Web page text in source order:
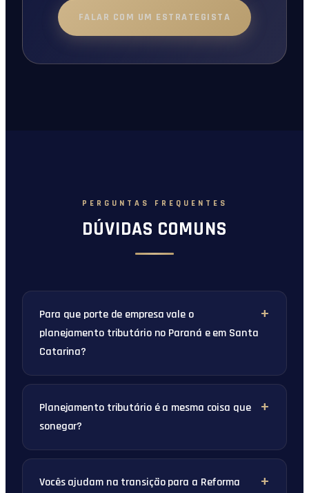
FALAR COM UM ESTRATEGISTA
PERGUNTAS FREQUENTES
DÚVIDAS COMUNS
Para que porte de empresa vale o
planejamento tributário no Paraná e em Santa
Catarina?
Planejamento tributário é a mesma coisa que
sonegar?
Vocês ajudam na transição para a Reforma